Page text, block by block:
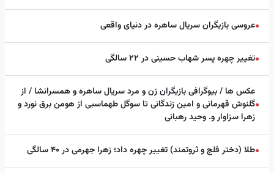
●عروسی بازیگران سریال ساهره در دنیای واقعی
●تغییر چهره پسر شهاب حسینی در ۲۲ سالگی
●
عکس ها / بیوگرافی بازیگران زن و مرد سریال ساهره و همسرانشا / از
گلنوش قهرمانی و امین زندگانی تا سوگل طهماسبی از هومن برق نورد و
زهرا سزاوار و. وحید رهبانی
●طلا (دختر فلج و ثروتمند) تغییر چهره داد؛ زهرا جهرمی در ۴۰ سالگی